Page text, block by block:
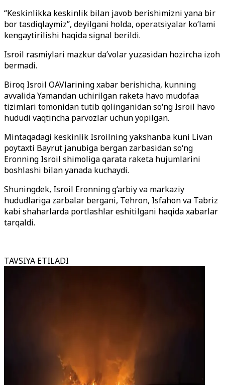
“Keskinlikka keskinlik bilan javob berishimizni yana bir
bor tasdiqlaymiz”, deyilgani holda, operatsiyalar ko‘lami
kengaytirilishi haqida signal berildi.
Isroil rasmiylari mazkur da’volar yuzasidan hozircha izoh
bermadi.
Biroq Isroil OAVlarining xabar berishicha, kunning
avvalida Yamandan uchirilgan raketa havo mudofaa
tizimlari tomonidan tutib qolinganidan so‘ng Isroil havo
hududi vaqtincha parvozlar uchun yopilgan.
Mintaqadagi keskinlik Isroilning yakshanba kuni Livan
poytaxti Bayrut janubiga bergan zarbasidan so‘ng
Eronning Isroil shimoliga qarata raketa hujumlarini
boshlashi bilan yanada kuchaydi.
Shuningdek, Isroil Eronning g‘arbiy va markaziy
hududlariga zarbalar bergani, Tehron, Isfahon va Tabriz
kabi shaharlarda portlashlar eshitilgani haqida xabarlar
tarqaldi.
TAVSIYA ETILADI